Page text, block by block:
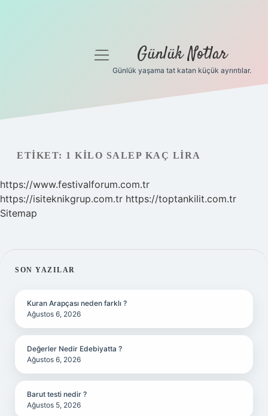
Gizlilik Politikası
menüyü
Günlük Notlar
Günlük yaşama tat katan küçük ayrıntılar.
ETIKET: 1 KILO SALEP KAÇ LIRA
https://www.festivalforum.com.tr
https://isiteknikgrup.com.tr https://toptankilit.com.tr
Sitemap
SIDEBAR
SON YAZILAR
Kuran Arapçası neden farklı ?
Ağustos 6, 2026
Değerler Nedir Edebiyatta ?
Ağustos 6, 2026
Barut testi nedir ?
Ağustos 5, 2026